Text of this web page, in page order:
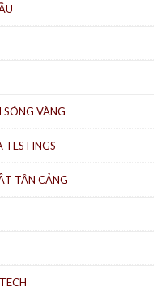
VÀNG
TESTINGS
TÂN CẢNG